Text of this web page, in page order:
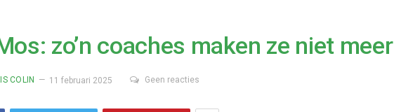
zo’n coaches maken ze niet meer
COLIN 11 februari 2025 Geen reacties